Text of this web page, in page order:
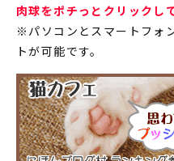
肉球をポチっとクリックし
※パソコンとスマートフォ
トが可能です。